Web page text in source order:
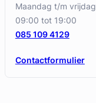
maandag t/m vrijdag
09:00 tot 19:00
Contactformulier
085 109 4129